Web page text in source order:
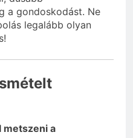
a gondoskodást. Ne
legalább olyan
metszeni a